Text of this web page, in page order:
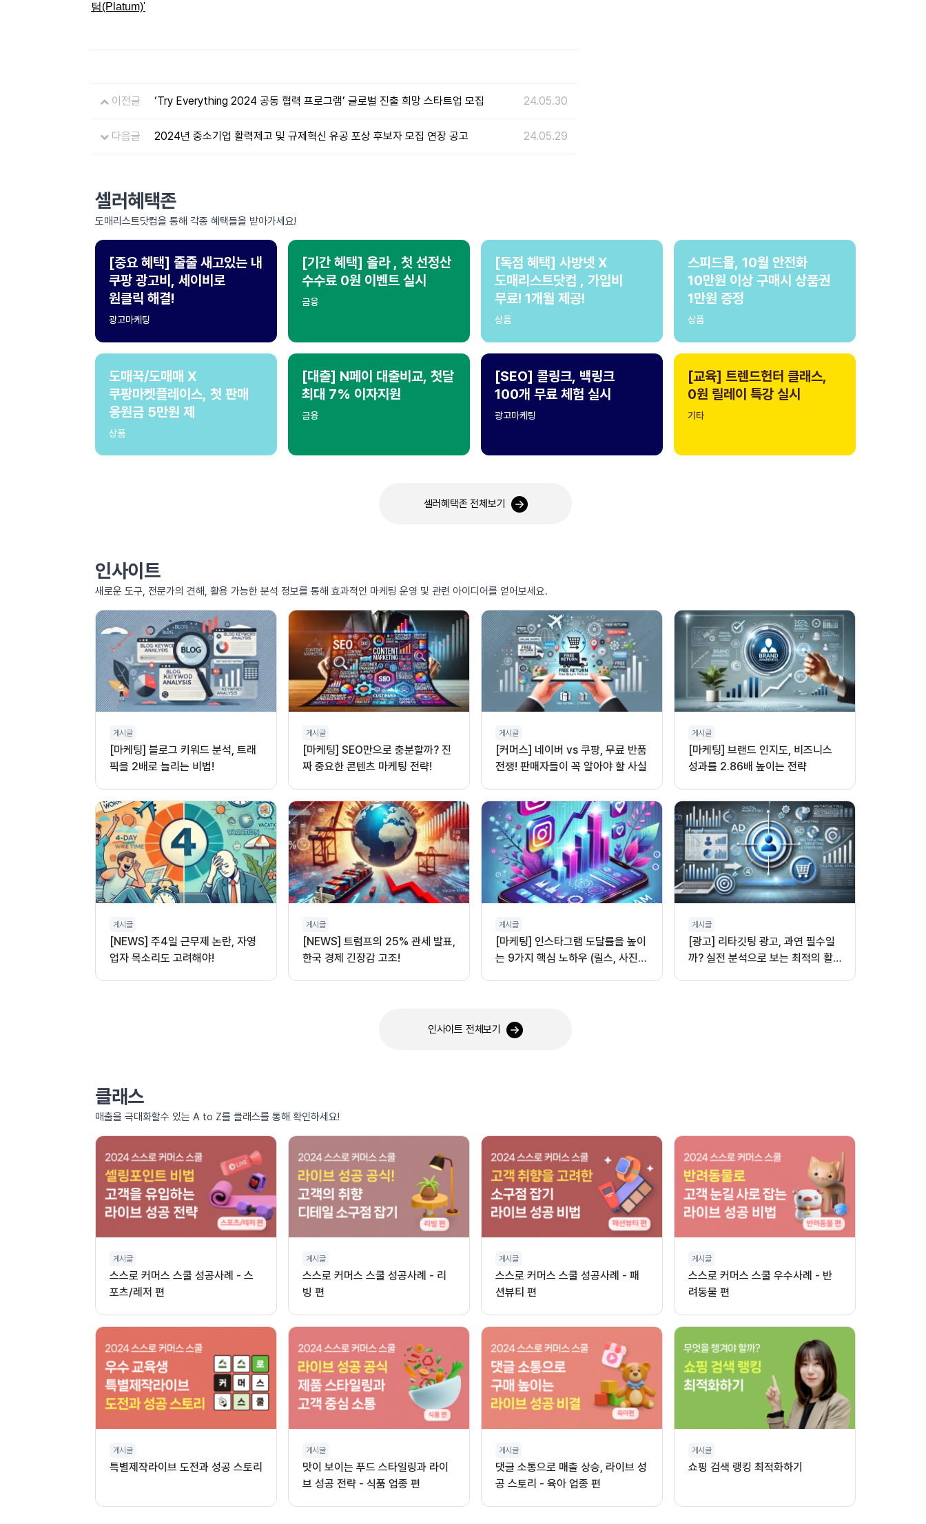
텀(Platum)'
이전글 ‘Try Everything 2024 공동 협력 프로그램’ 글로벌 진출 희망 스타트업 모집 24.05.30
다음글 2024년 중소기업 활력제고 및 규제혁신 유공 포상 후보자 모집 연장 공고 24.05.29
셀러혜택존
도매리스트닷컴을 통해 각종 혜택들을 받아가세요!
[중요 혜택] 줄줄 새고있는 내
쿠팡 광고비, 세이비로
원클릭 해결!
광고마케팅
[기간 혜택] 올라 , 첫 선정산
수수료 0원 이벤트 실시
금융
[독점 혜택] 사방넷 X
도매리스트닷컴 , 가입비
무료! 1개월 제공!
상품
스피드몰, 10월 안전화
10만원 이상 구매시 상품권
1만원 증정
상품
도매꾹/도매매 X
쿠팡마켓플레이스, 첫 판매
응원금 5만원 제
상품
[대출] N페이 대출비교, 첫달
최대 7% 이자지원
금융
[SEO] 콜링크, 백링크
100개 무료 체험 실시
광고마케팅
[교육] 트렌드헌터 클래스,
0원 릴레이 특강 실시
기타
셀러혜택존 전체보기
인사이트
새로운 도구, 전문가의 견해, 활용 가능한 분석 정보를 통해 효과적인 마케팅 운영 및 관련 아이디어를 얻어보세요.
게시글
[마케팅] 블로그 키워드 분석, 트래
픽을 2배로 늘리는 비법!
게시글
[마케팅] SEO만으로 충분할까? 진
짜 중요한 콘텐츠 마케팅 전략!
게시글
[커머스] 네이버 vs 쿠팡, 무료 반품
전쟁! 판매자들이 꼭 알아야 할 사실
게시글
[마케팅] 브랜드 인지도, 비즈니스
성과를 2.86배 높이는 전략
게시글
[NEWS] 주4일 근무제 논란, 자영
업자 목소리도 고려해야!
게시글
[NEWS] 트럼프의 25% 관세 발표,
한국 경제 긴장감 고조!
게시글
[마케팅] 인스타그램 도달률을 높이
는 9가지 핵심 노하우 (릴스, 사진,
게시글
[광고] 리타깃팅 광고, 과연 필수일
까? 실전 분석으로 보는 최적의 활
인사이트 전체보기
클래스
매출을 극대화할수 있는 A to Z를 클래스를 통해 확인하세요!
게시글
스스로 커머스 스쿨 성공사례 - 스
포츠/레저 편
게시글
스스로 커머스 스쿨 성공사례 - 리
빙 편
게시글
스스로 커머스 스쿨 성공사례 - 패
션뷰티 편
게시글
스스로 커머스 스쿨 우수사례 - 반
려동물 편
게시글
특별제작라이브 도전과 성공 스토리
게시글
맛이 보이는 푸드 스타일링과 라이
브 성공 전략 - 식품 업종 편
게시글
댓글 소통으로 매출 상승, 라이브 성
공 스토리 - 육아 업종 편
게시글
쇼핑 검색 랭킹 최적화하기